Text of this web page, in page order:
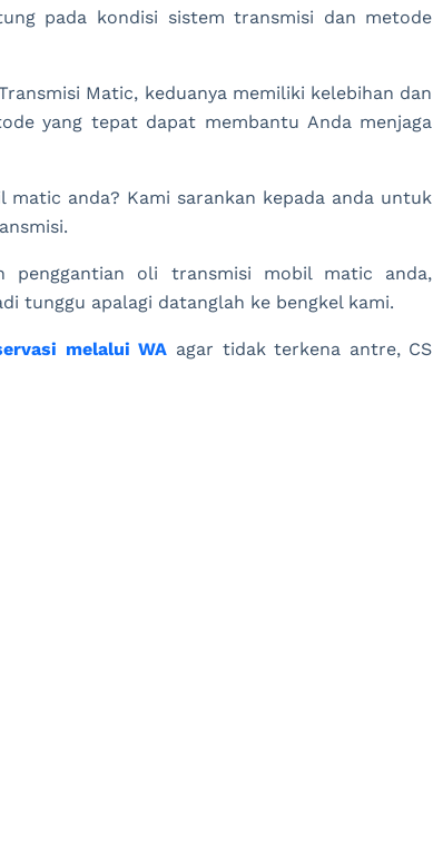
pada kondisi sistem transmisi dan metode
Matic, keduanya memiliki kelebihan dan
yang tepat dapat membantu Anda menjaga
anda? Kami sarankan kepada anda untuk
penggantian oli transmisi mobil matic anda,
tunggu apalagi datanglah ke bengkel kami.
melalui WA agar tidak terkena antre, CS